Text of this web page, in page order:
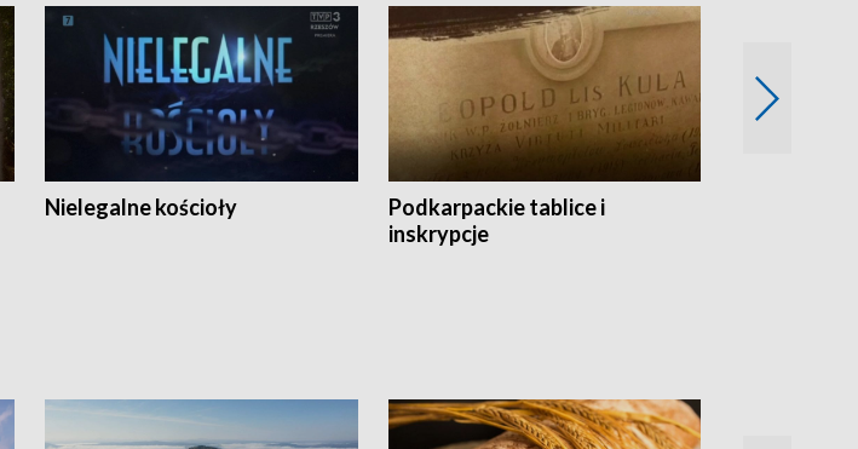
Nielegalne kościoły
Podkarpackie tablice i
inskrypcje